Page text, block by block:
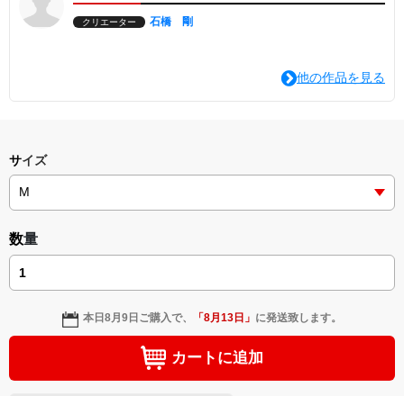
クリエーター 石橋 剛
他の作品を見る
サイズ
数量
本日8月9日 ご購入で、 「8月13日 」 に発送致します。
カートに追加